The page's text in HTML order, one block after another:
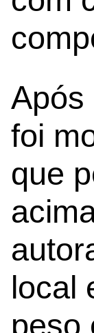
Após
foi
que
local
peso